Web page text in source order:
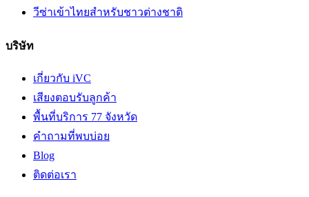
วีซ่าเข้าไทยสำหรับชาวต่างชาติ
บริษัท
เกี่ยวกับ iVC
เสียงตอบรับลูกค้า
พื้นที่บริการ 77 จังหวัด
คำถามที่พบบ่อย
Blog
ติดต่อเรา